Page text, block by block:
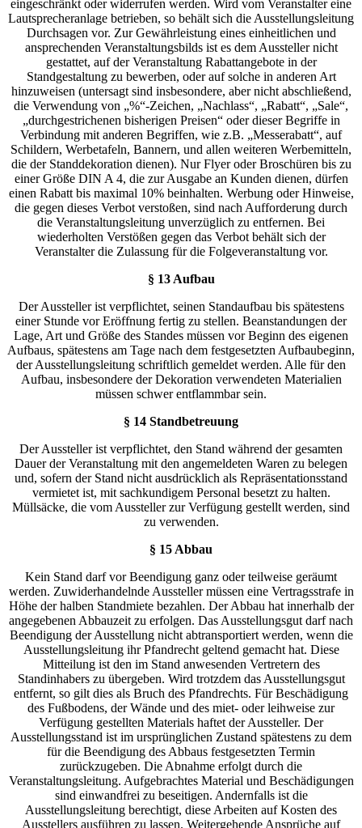
eingeschränkt oder widerrufen werden. Wird vom Veranstalter eine
Lautsprecheranlage betrieben, so behält sich die Ausstellungsleitung
Durchsagen vor. Zur Gewährleistung eines einheitlichen und
ansprechenden Veranstaltungsbilds ist es dem Aussteller nicht
gestattet, auf der Veranstaltung Rabattangebote in der
Standgestaltung zu bewerben, oder auf solche in anderen Art
hinzuweisen (untersagt sind insbesondere, aber nicht abschließend,
die Verwendung von „%“-Zeichen, „Nachlass“, „Rabatt“, „Sale“,
„durchgestrichenen bisherigen Preisen“ oder dieser Begriffe in
Verbindung mit anderen Begriffen, wie z.B. „Messerabatt“, auf
Schildern, Werbetafeln, Bannern, und allen weiteren Werbemitteln,
die der Standdekoration dienen). Nur Flyer oder Broschüren bis zu
einer Größe DIN A 4, die zur Ausgabe an Kunden dienen, dürfen
einen Rabatt bis maximal 10% beinhalten. Werbung oder Hinweise,
die gegen dieses Verbot verstoßen, sind nach Aufforderung durch
die Veranstaltungsleitung unverzüglich zu entfernen. Bei
wiederholten Verstößen gegen das Verbot behält sich der
Veranstalter die Zulassung für die Folgeveranstaltung vor.
§ 13 Aufbau
Der Aussteller ist verpflichtet, seinen Standaufbau bis spätestens
einer Stunde vor Eröffnung fertig zu stellen. Beanstandungen der
Lage, Art und Größe des Standes müssen vor Beginn des eigenen
Aufbaus, spätestens am Tage nach dem festgesetzten Aufbaubeginn,
der Ausstellungsleitung schriftlich gemeldet werden. Alle für den
Aufbau, insbesondere der Dekoration verwendeten Materialien
müssen schwer entflammbar sein.
§ 14 Standbetreuung
Der Aussteller ist verpflichtet, den Stand während der gesamten
Dauer der Veranstaltung mit den angemeldeten Waren zu belegen
und, sofern der Stand nicht ausdrücklich als Repräsentationsstand
vermietet ist, mit sachkundigem Personal besetzt zu halten.
Müllsäcke, die vom Aussteller zur Verfügung gestellt werden, sind
zu verwenden.
§ 15 Abbau
Kein Stand darf vor Beendigung ganz oder teilweise geräumt
werden. Zuwiderhandelnde Aussteller müssen eine Vertragsstrafe in
Höhe der halben Standmiete bezahlen. Der Abbau hat innerhalb der
angegebenen Abbauzeit zu erfolgen. Das Ausstellungsgut darf nach
Beendigung der Ausstellung nicht abtransportiert werden, wenn die
Ausstellungsleitung ihr Pfandrecht geltend gemacht hat. Diese
Mitteilung ist den im Stand anwesenden Vertretern des
Standinhabers zu übergeben. Wird trotzdem das Ausstellungsgut
entfernt, so gilt dies als Bruch des Pfandrechts. Für Beschädigung
des Fußbodens, der Wände und des miet- oder leihweise zur
Verfügung gestellten Materials haftet der Aussteller. Der
Ausstellungsstand ist im ursprünglichen Zustand spätestens zu dem
für die Beendigung des Abbaus festgesetzten Termin
zurückzugeben. Die Abnahme erfolgt durch die
Veranstaltungsleitung. Aufgebrachtes Material und Beschädigungen
sind einwandfrei zu beseitigen. Andernfalls ist die
Ausstellungsleitung berechtigt, diese Arbeiten auf Kosten des
Ausstellers ausführen zu lassen. Weitergehende Ansprüche auf